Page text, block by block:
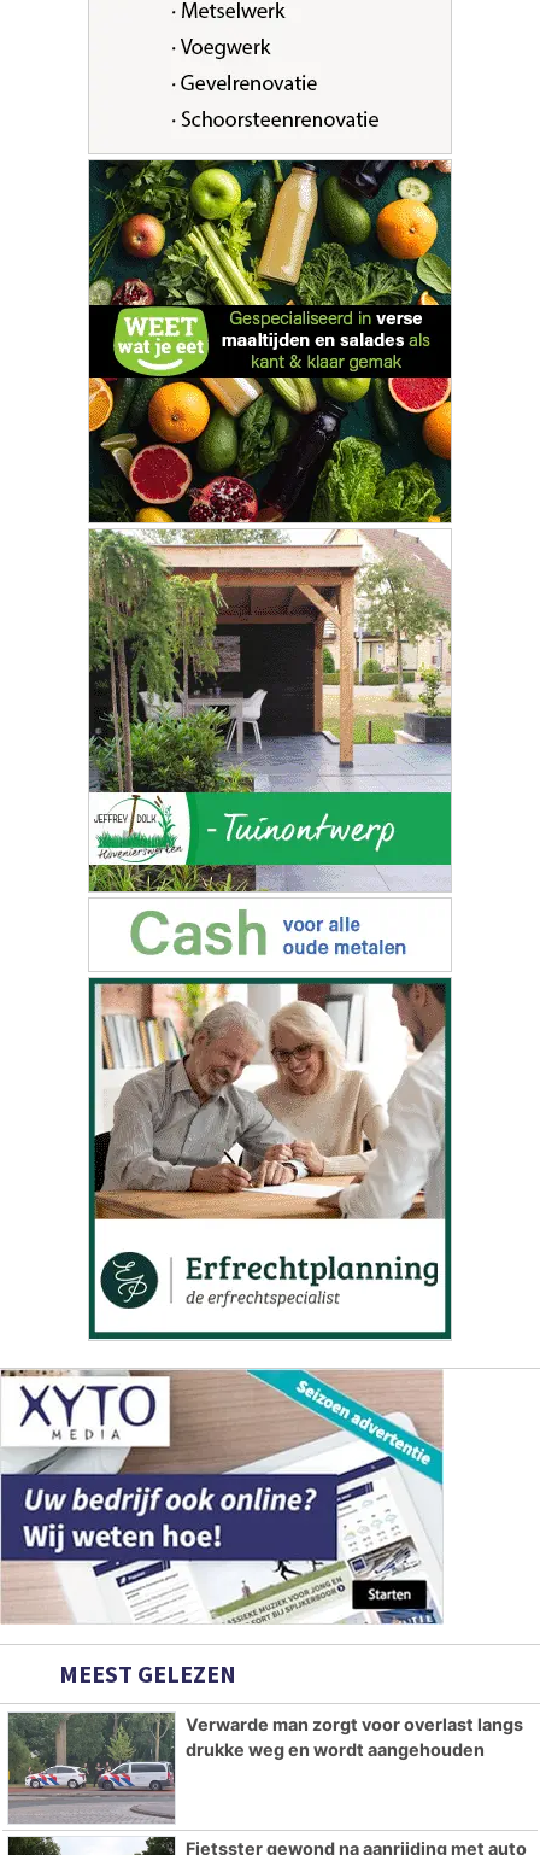
MEEST GELEZEN
Verwarde man zorgt voor overlast langs
drukke weg en wordt aangehouden
Fietsster gewond na aanrijding met auto